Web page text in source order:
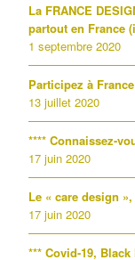
La FRANCE
partout en France
1 septembre 2020
Participez à
13 juillet 2020
**** Connaissez-
17 juin 2020
Le « care design
17 juin 2020
*** Covid-19,